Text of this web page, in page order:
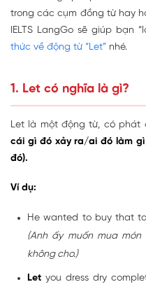
trong các cụm đồng từ hay
IELTS LangGo sẽ giúp bạn
thức về động từ “Let” nhé.
1. Let có nghĩa là gì?
Let là một động từ, có phát
cái gì đó xảy ra/ai đó làm
đó).
Ví dụ:
He wanted to buy that
(Anh ấy muốn mua
không cho.)
Letyou dress dry